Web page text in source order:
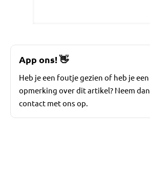
App ons!👋
Heb je een foutje gezien of heb je een
opmerking over dit artikel? Neem dan
contact met ons op.